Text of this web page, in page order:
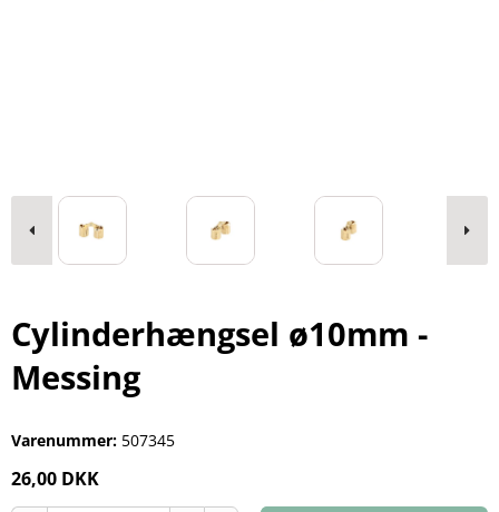
Cylinderhængsel ø10mm -
Messing
Varenummer: 507345
26,00 DKK